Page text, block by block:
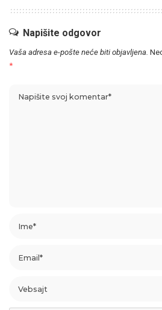
Napišite odgovor
Vaša adresa e-pošte neće biti objavljena.
*